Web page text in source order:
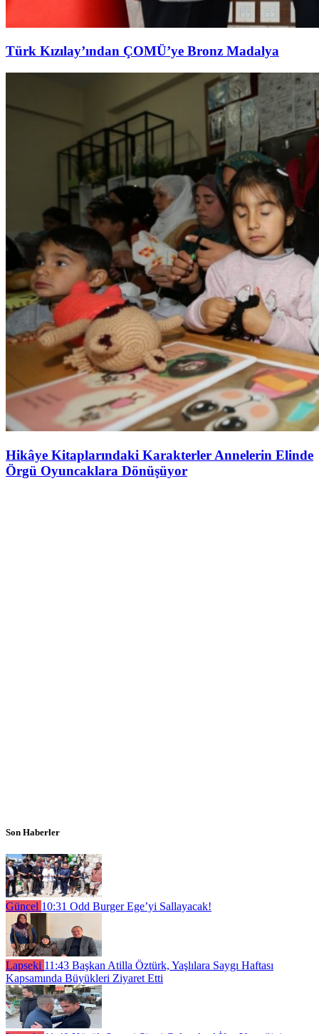
Türk Kızılay’ından ÇOMÜ’ye Bronz Madalya
Hikâye Kitaplarındaki Karakterler Annelerin Elinde
Örgü Oyuncaklara Dönüşüyor
Son Haberler
Güncel 10:31 Odd Burger Ege’yi Sallayacak!
Lapseki 11:43 Başkan Atilla Öztürk, Yaşlılara Saygı Haftası
Kapsamında Büyükleri Ziyaret Etti